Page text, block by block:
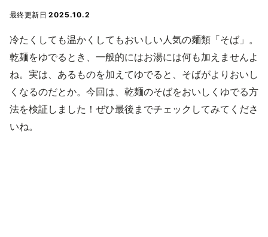
最終更新日2025.10.2
冷たくしても温かくしてもおいしい人気の麺類「そば」。
乾麺をゆでるとき、一般的にはお湯には何も加えませんよ
ね。実は、あるものを加えてゆでると、そばがよりおいし
くなるのだとか。今回は、乾麺のそばをおいしくゆでる方
法を検証しました！ぜひ最後までチェックしてみてくださ
いね。